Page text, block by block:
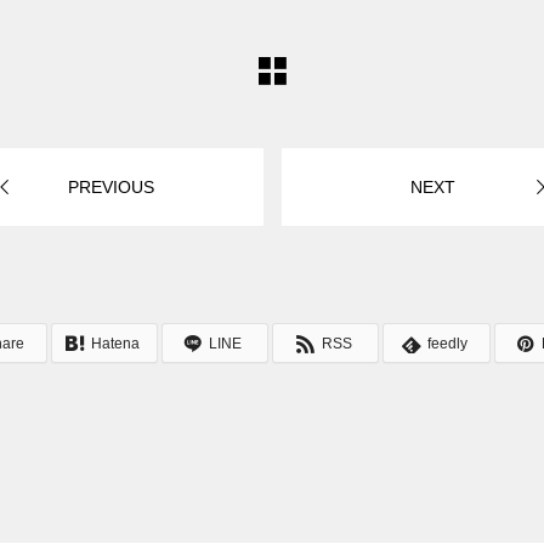
PREVIOUS NEXT
Hatena LINE RSS feedly